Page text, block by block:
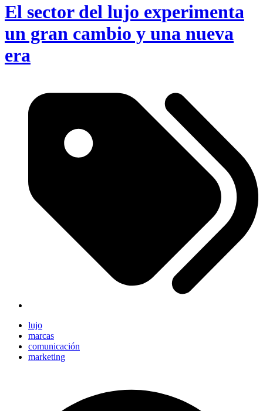
El sector del lujo experimenta
un gran cambio y una nueva
era
lujo
marcas
comunicación
marketing